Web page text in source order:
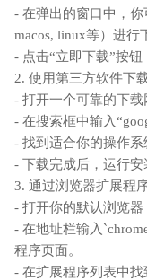
- 在弹出的窗口中，
macos, linux等）进行
- 点击“立即下载”按钮
2. 使用第三方软件下
- 打开一个可靠的下载
- 在搜索框中输入
- 找到适合你的操作系
- 下载完成后，运行安
3. 通过浏览器扩展程
- 打开你的默认浏览器
- 在地址栏输入
程序页面。
- 在扩展程序列表中找